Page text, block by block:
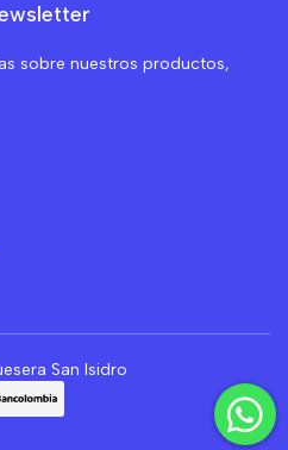
sobre nuestros productos,
San Isidro